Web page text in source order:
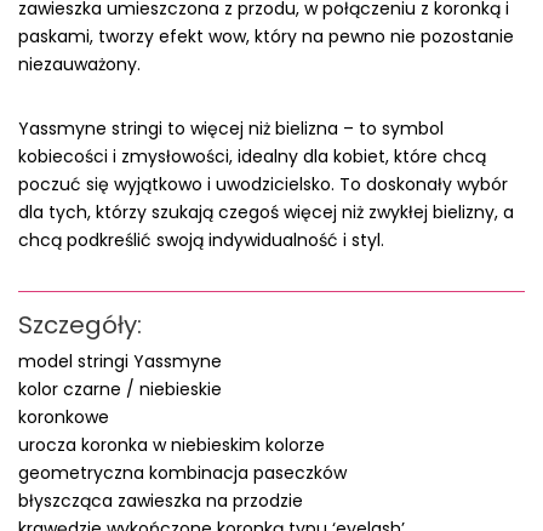
zawieszka umieszczona z przodu, w połączeniu z koronką i
paskami, tworzy efekt wow, który na pewno nie pozostanie
niezauważony.
Yassmyne stringi to więcej niż bielizna – to symbol
kobiecości i zmysłowości, idealny dla kobiet, które chcą
poczuć się wyjątkowo i uwodzicielsko. To doskonały wybór
dla tych, którzy szukają czegoś więcej niż zwykłej bielizny, a
chcą podkreślić swoją indywidualność i styl.
Szczegóły:
model stringi Yassmyne
kolor czarne / niebieskie
koronkowe
urocza koronka w niebieskim kolorze
geometryczna kombinacja paseczków
błyszcząca zawieszka na przodzie